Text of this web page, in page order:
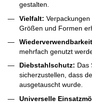
gestalten.
Vielfalt:
Größen und Formen
mehrfach genutzt
Diebstahlschutz: Das
sicherzustellen, dass
ausgetauscht wurde.
Universelle